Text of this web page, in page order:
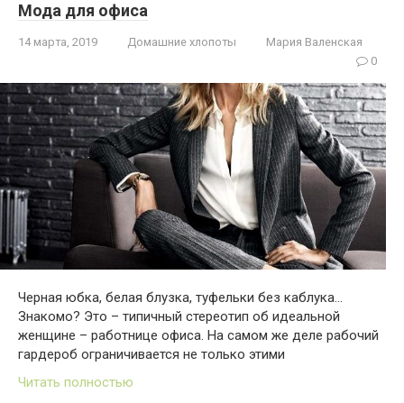
Мода для офиса
14 марта, 2019 Домашние хлопоты
Мария Валенская
0
Черная юбка, белая блузка, туфельки без каблука…
Знакомо? Это – типичный стереотип об идеальной
женщине – работнице офиса. На самом же деле рабочий
гардероб ограничивается не только этими
Читать полностью